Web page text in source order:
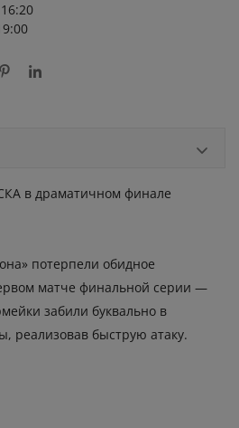
в драматичном финале
потерпели обидное
матче финальной серии —
забили буквально в
реализовав быструю атаку.